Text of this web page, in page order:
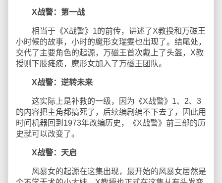
X战警：第一战
相当于《X战警》1的前传，讲述了X教授和万磁王
小时候的故事，小时的魔形女瑞雯也出现了。结尾处，
交代了主要角色的起源，万磁王首次戴上了头盔，X教
授则下肢瘫痪，魔形女加入了万磁王团队。
X战警：逆转未来
这实际上是补救的一级，因为《X战警》1、2、3
的内容把主角都搞死了，后续编剧编不下去了，因此用
时间机器回到1973年改编历史，《X战警》前三部的历
史就可以改变了。
X战警：天启
风暴女的起源在这集出现，最开始的风暴女居然是